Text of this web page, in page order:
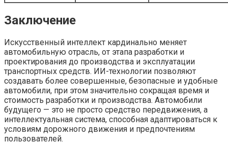
Заключение
Искусственный интеллект кардинально меняет
автомобильную отрасль, от этапа разработки и
проектирования до производства и эксплуатации
транспортных средств. ИИ-технологии позволяют
создавать более совершенные, безопасные и удобные
автомобили, при этом значительно сокращая время и
стоимость разработки и производства. Автомобили
будущего — это не просто средство передвижения, а
интеллектуальная система, способная адаптироваться к
условиям дорожного движения и предпочтениям
пользователей.